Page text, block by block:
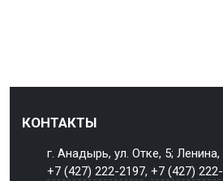
КОНТАКТЫ
г. Анадырь, ул. Отке, 5; Ленина,
+7 (427) 222-2197,+7 (427)